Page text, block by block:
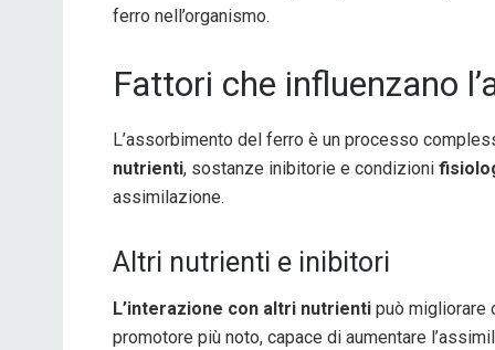
ferro nell’organismo.
Fattori che influenzano
L’assorbimento del ferro è un processo
nutrienti, sostanze inibitorie e condizioni
assimilazione.
Altri nutrienti e inibitori
L’interazione con altri nutrienti può migliorare
promotore più noto, capace di aumentare